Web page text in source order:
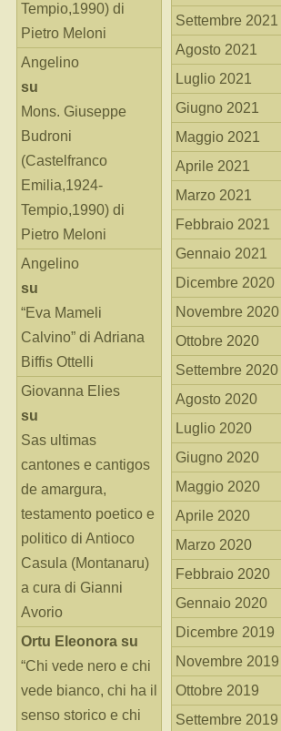
Tempio,1990) di
Pietro Meloni
Angelino
su
Mons. Giuseppe
Budroni
(Castelfranco
Emilia,1924-
Tempio,1990) di
Pietro Meloni
Angelino
su
“Eva Mameli
Calvino” di Adriana
Biffis Ottelli
Giovanna Elies
su
Sas ultimas
cantones e cantigos
de amargura,
testamento poetico e
politico di Antioco
Casula (Montanaru)
a cura di Gianni
Avorio
Ortu Eleonora su
“Chi vede nero e chi
vede bianco, chi ha il
senso storico e chi
Settembre 2021
Agosto 2021
Luglio 2021
Giugno 2021
Maggio 2021
Aprile 2021
Marzo 2021
Febbraio 2021
Gennaio 2021
Dicembre 2020
Novembre 2020
Ottobre 2020
Settembre 2020
Agosto 2020
Luglio 2020
Giugno 2020
Maggio 2020
Aprile 2020
Marzo 2020
Febbraio 2020
Gennaio 2020
Dicembre 2019
Novembre 2019
Ottobre 2019
Settembre 2019